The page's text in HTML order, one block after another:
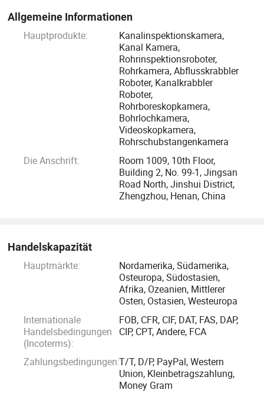
für unsere Kunden zu schaffen.
Allgemeine Informationen
Hauptprodukte:
Kanalinspektionskamera,
Kanal Kamera,
Rohrinspektionsroboter,
Rohrkamera, Abflusskrabbler
Roboter, Kanalkrabbler
Roboter,
Rohrboreskopkamera,
Bohrlochkamera,
Videoskopkamera,
Rohrschubstangenkamera
Die Anschrift:
Room 1009, 10th Floor,
Building 2, No. 99-1, Jingsan
Road North, Jinshui District,
Zhengzhou, Henan, China
Handelskapazität
Hauptmärkte:
Nordamerika, Südamerika,
Osteuropa, Südostasien,
Afrika, Ozeanien, Mittlerer
Osten, Ostasien, Westeuropa
Internationale
Handelsbedingungen
(Incoterms):
FOB, CFR, CIF, DAT, FAS, DAP,
CIP, CPT, Andere, FCA
Zahlungsbedingungen:T/T, D/P, PayPal, Western
Union, Kleinbetragszahlung,
Money Gram